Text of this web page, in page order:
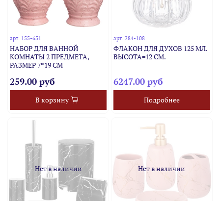
арт. 155-651
НАБОР ДЛЯ ВАННОЙ
КОМНАТЫ 2 ПРЕДМЕТА,
РАЗМЕР 7*19 СМ
259.00 руб
В корзину
арт. 284-108
ФЛАКОН ДЛЯ ДУХОВ 125 МЛ.
ВЫСОТА=12 СМ.
6247.00 руб
Подробнее
Нет в наличии Нет в наличии